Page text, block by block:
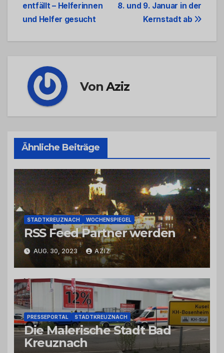
8. und 9. Januar in der
Kernstadt ab
entfällt – Helferinnen
und Helfer gesucht
VonAziz
Ähnliche Beiträge
STADTKREUZNACH WOCHENSPIEGEL
RSS Feed Partner werden
AUG. 30, 2023 AZIZ
PRESSEPORTAL STADTKREUZNACH
Die Malerische Stadt Bad
Kreuznach